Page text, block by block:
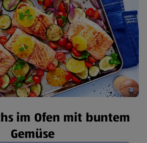
im Ofen mit buntem
Gemüse